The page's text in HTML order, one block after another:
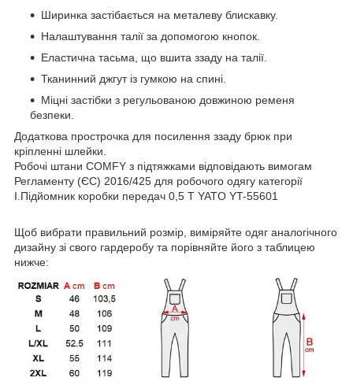
Ширинка застібається на металеву блискавку.
Налаштування талії за допомогою кнопок.
Еластична тасьма, що вшита ззаду на талії.
Тканинний джгут із гумкою на спині.
Міцні застібки з регульованою довжиною ременя
безпеки.
Додаткова прострочка для посилення ззаду брюк при
кріпленні шлейки.
Робочі штани COMFY з підтяжками відповідають вимогам
Регламенту (ЄС) 2016/425 для робочого одягу категорії
I.Підйомник коробки передач 0,5 Т YATO YT-55601
Щоб вибрати правильний розмір, виміряйте одяг аналогічного
дизайну зі свого гардеробу та порівняйте його з таблицею
нижче: